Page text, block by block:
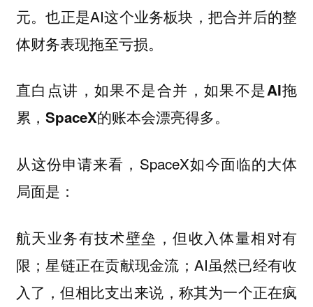
元。也正是AI这个业务板块，把合并后的整
体财务表现拖至亏损。
直白点讲，如果不是合并，如果不是AI拖
累，SpaceX的账本会漂亮得多。
从这份申请来看，SpaceX如今面临的大体
局面是：
航天业务有技术壁垒，但收入体量相对有
限；星链正在贡献现金流；AI虽然已经有收
入了，但相比支出来说，称其为一个正在疯